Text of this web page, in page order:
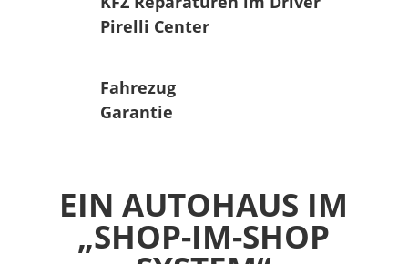
Pirelli Center
Fahrezug
Garantie
EIN AUTOHAUS IM
„SHOP-IM-SHOP